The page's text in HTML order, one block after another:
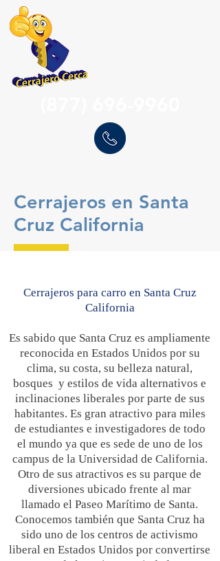
Cerrajeros en Santa
Cruz California
Cerrajeros para carro en Santa Cruz
California
Es sabido que Santa Cruz es ampliamente
reconocida en Estados Unidos por su
clima, su costa, su belleza natural,
bosques y estilos de vida alternativos e
inclinaciones liberales por parte de sus
habitantes. Es gran atractivo para miles
de estudiantes e investigadores de todo
el mundo ya que es sede de uno de los
campus de la Universidad de California.
Otro de sus atractivos es su parque de
diversiones ubicado frente al mar
llamado el Paseo Marítimo de Santa.
Conocemos también que Santa Cruz ha
sido uno de los centros de activismo
liberal en Estados Unidos por convertirse